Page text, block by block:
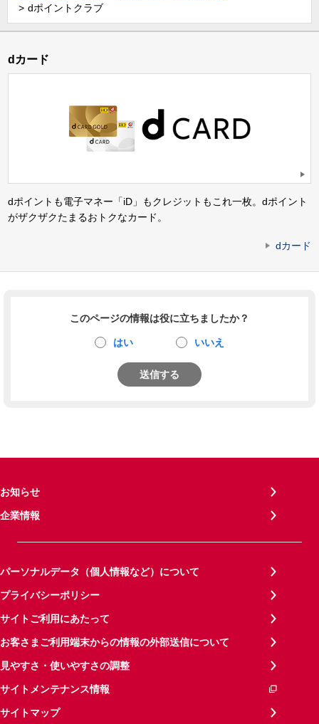
dポイントクラブ
dカード
dポイントも電子マネー「iD」もクレジットもこれ一枚。dポイント
がザクザクたまるおトクなカード。
dカード
このページの情報は役に立ちましたか？
はい いいえ
送信する
お知らせ
企業情報
パーソナルデータ（個人情報など）について
プライバシーポリシー
サイトご利用にあたって
お客さまご利用端末からの情報の外部送信について
見やすさ・使いやすさの調整
サイトメンテナンス情報
サイトマップ